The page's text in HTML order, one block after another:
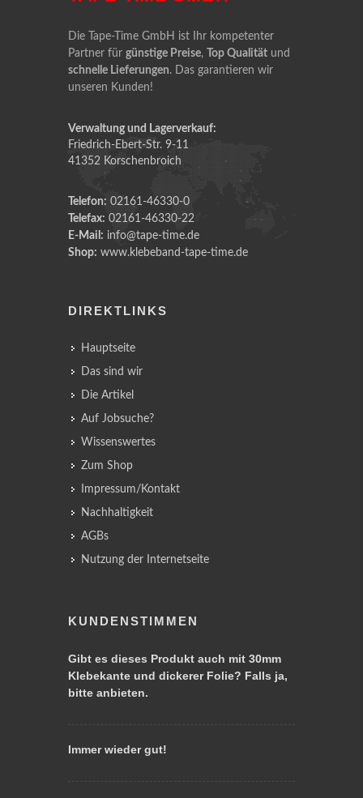
Die Tape-Time GmbH ist Ihr kompetenter
Partner für günstige Preise, Top Qualität und
schnelle Lieferungen. Das garantieren wir
unseren Kunden!
Verwaltung und Lagerverkauf:
Friedrich-Ebert-Str. 9-11
41352 Korschenbroich
Telefon: 02161-46330-0
Telefax: 02161-46330-22
E-Mail: info@tape-time.de
Shop: www.klebeband-tape-time.de
DIREKTLINKS
Hauptseite
Das sind wir
Die Artikel
Auf Jobsuche?
Wissenswertes
Zum Shop
Impressum/Kontakt
Nachhaltigkeit
AGBs
Nutzung der Internetseite
KUNDENSTIMMEN
Gibt es dieses Produkt auch mit 30mm
Klebekante und dickerer Folie? Falls ja,
bitte anbieten.
Immer wieder gut!